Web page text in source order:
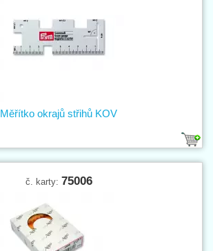
Měřítko okrajů střihů KOV
č. karty: 75006